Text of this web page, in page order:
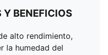
BENEFICIOS
alto rendimiento,
la humedad del